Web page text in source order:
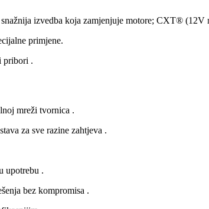
izvedba koja zamjenjuje motore; CXT® (12V
primjene.
pribori .
mreži tvornica .
za sve razine zahtjeva .
upotrebu .
bez kompromisa .